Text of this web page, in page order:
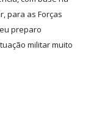
para as Forças
preparo
militar muito